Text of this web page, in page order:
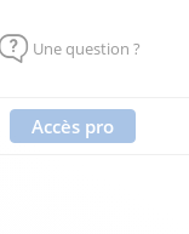
Une question ?
Accès pro